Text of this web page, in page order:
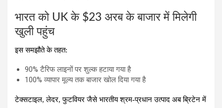
भारत को UK के $23 अरब के बाजार में मिलेगी
खुली पहुंच
इस समझौते के तहत:
90% टैरिफ लाइनों पर शुल्क हटाया गया है
100% व्यापार मूल्य तक बाजार खोल दिया गया है
टेक्सटाइल, लेदर, फुटवियर जैसे भारतीय श्रम-प्रधान उत्पाद अब ब्रिटेन में